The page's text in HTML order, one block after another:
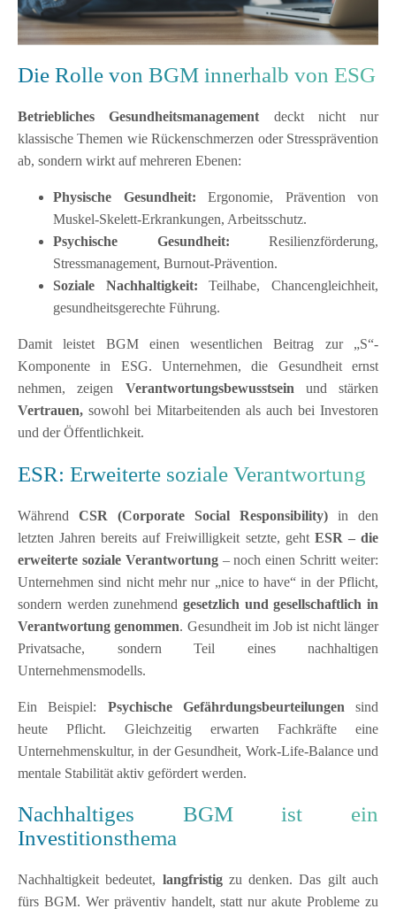
Die Rolle von BGM innerhalb von ESG
Betriebliches Gesundheitsmanagement deckt nicht nur
klassische Themen wie Rückenschmerzen oder Stressprävention
ab, sondern wirkt auf mehreren Ebenen:
Physische Gesundheit: Ergonomie, Prävention von
Muskel-Skelett-Erkrankungen, Arbeitsschutz.
Psychische Gesundheit: Resilienzförderung,
Stressmanagement, Burnout-Prävention.
Soziale Nachhaltigkeit: Teilhabe, Chancengleichheit,
gesundheitsgerechte Führung.
Damit leistet BGM einen wesentlichen Beitrag zur „S“-
Komponente in ESG. Unternehmen, die Gesundheit ernst
nehmen, zeigen Verantwortungsbewusstsein und stärken
Vertrauen, sowohl bei Mitarbeitenden als auch bei Investoren
und der Öffentlichkeit.
ESR: Erweiterte soziale Verantwortung
Während CSR (Corporate Social Responsibility) in den
letzten Jahren bereits auf Freiwilligkeit setzte, geht ESR – die
erweiterte soziale Verantwortung– noch einen Schritt weiter:
Unternehmen sind nicht mehr nur „nice to have“ in der Pflicht,
sondern werden zunehmend gesetzlich und gesellschaftlich in
Verantwortung genommen. Gesundheit im Job ist nicht länger
Privatsache, sondern Teil eines nachhaltigen
Unternehmensmodells.
Ein Beispiel: Psychische Gefährdungsbeurteilungen sind
heute Pflicht. Gleichzeitig erwarten Fachkräfte eine
Unternehmenskultur, in der Gesundheit, Work-Life-Balance und
mentale Stabilität aktiv gefördert werden.
Nachhaltiges BGM ist ein
Investitionsthema
Nachhaltigkeit bedeutet, langfristig zu denken. Das gilt auch
fürs BGM. Wer präventiv handelt, statt nur akute Probleme zu